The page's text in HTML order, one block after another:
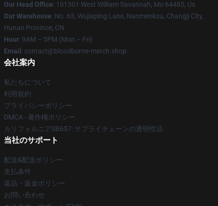
Our Head Office: 101301 West William Savannah, Mo 64485, Us
Our Warehouse: No. 63, Wujiaping Lane, Nanmenkou, Changji City,
Hunan Province, CN
Hour: 9AM – 5PM (Mon – Fri)
Email : contact@bloodborne-merch.shop
会社案内
私たちについて
利用規約
プライバシーポリシー
DMCA - 著作権ポリシー
カリフォルニアSB657: サプライチェーンの透明性法
当社のサポート
配送&配送ポリシー
支払条件
返品・返金ポリシー
お問い合わせ